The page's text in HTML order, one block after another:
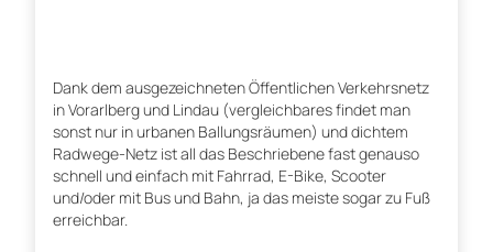
Dank dem ausgezeichneten Öffentlichen Verkehrsnetz
in Vorarlberg und Lindau (vergleichbares findet man
sonst nur in urbanen Ballungsräumen) und dichtem
Radwege-Netz ist all das Beschriebene fast genauso
schnell und einfach mit Fahrrad, E-Bike, Scooter
und/oder mit Bus und Bahn, ja das meiste sogar zu Fuß
erreichbar.